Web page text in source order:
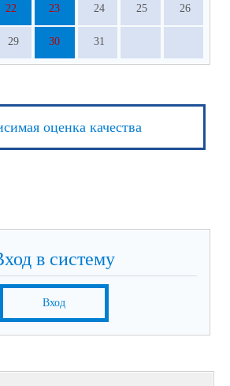
22 23 24 25 26
29 30 31
оценка качества
в систему
Вход